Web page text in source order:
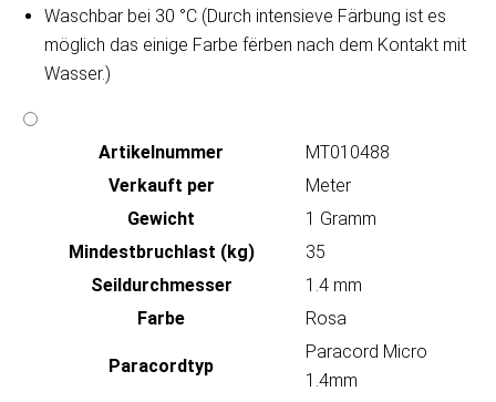
Waschbar bei 30 °C (Durch intensieve Färbung ist es
möglich das einige Farbe fërben nach dem Kontakt mit
Wasser.)
Artikeln‌ummer
MT010488
Verkauft per
Meter
Gewicht
1 Gramm
Mindestbruchlast (kg)
35
Seildurchmesser
1.4 mm
Farbe
Rosa
Paracordtyp
Paracord Micro
1.4mm